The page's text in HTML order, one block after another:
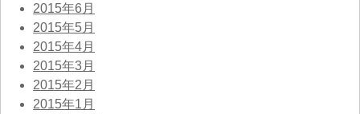
2015年6月
2015年5月
2015年4月
2015年3月
2015年2月
2015年1月